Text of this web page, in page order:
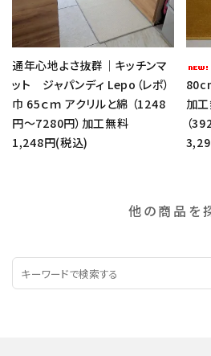
通年心地よさ抜群｜キッチンマ
ット ジャパンディ Lepo（レポ）
巾 65ｃｍ アクリルと綿 （1248
円～7280円）加工無料
1,248円(税込)
加
（
他の商品を